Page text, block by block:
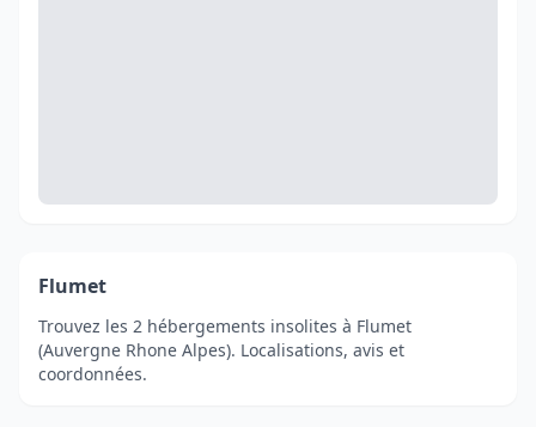
Flumet
Trouvez les 2 hébergements insolites à Flumet
(Auvergne Rhone Alpes). Localisations, avis et
coordonnées.